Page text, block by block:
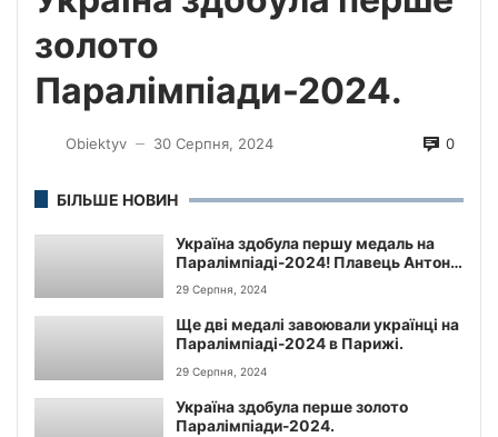
золото
Паралімпіади-2024.
Obiektyv — 30 Серпня, 2024 0
БІЛЬШЕ НОВИН
Україна здобула першу медаль на
Паралімпіаді-2024! Плавець Антон
Коль вирвав “срібло” на стометрівці
на спині.
29 Серпня, 2024
Ще дві медалі завоювали українці на
Паралімпіаді-2024 в Парижі.
29 Серпня, 2024
Україна здобула перше золото
Паралімпіади-2024.